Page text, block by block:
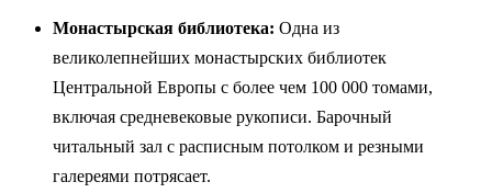
Монастырская библиотека: Одна из
великолепнейших монастырских библиотек
Центральной Европы с более чем 100 000 томами,
включая средневековые рукописи. Барочный
читальный зал с расписным потолком и резными
галереями потрясает.